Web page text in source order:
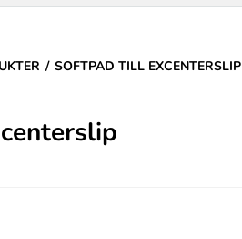
SOFTPAD TILL EXCENTERSLIP